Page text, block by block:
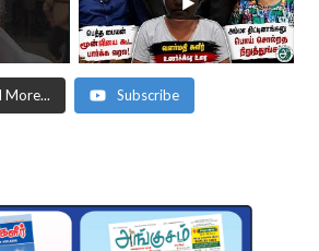
More... Subscribe